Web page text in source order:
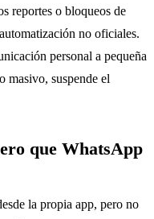
reportes o bloqueos de
no oficiales.
personal a pequeña
masivo, suspende el
que WhatsApp
la propia app, pero no